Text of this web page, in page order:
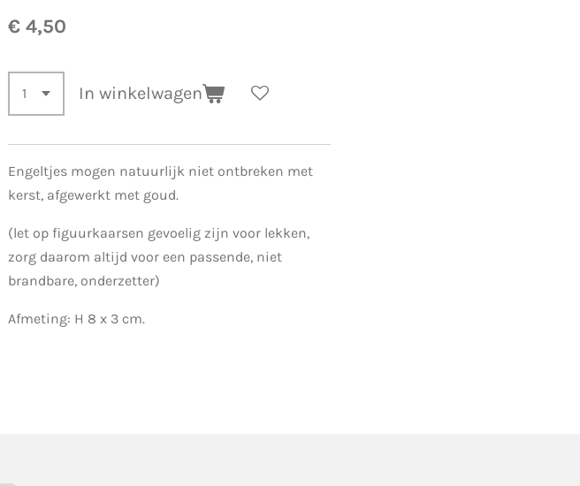
€ 4,50
In winkelwagen
Engeltjes mogen natuurlijk niet ontbreken met
kerst, afgewerkt met goud.
(let op figuurkaarsen gevoelig zijn voor lekken,
zorg daarom altijd voor een passende, niet
brandbare, onderzetter)
Afmeting: H 8 x 3 cm.